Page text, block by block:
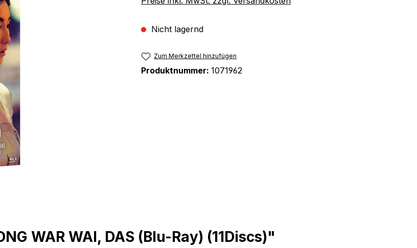
Nicht lagernd
Zum Merkzettel hinzufügen
Produktnummer: 1071962
WAR WAI, DAS (Blu-Ray) (11Discs)"